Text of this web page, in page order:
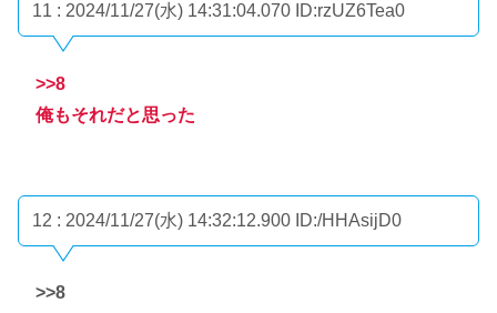
11 : 2024/11/27(水) 14:31:04.070 ID:rzUZ6Tea0
>>8
俺もそれだと思った
12 : 2024/11/27(水) 14:32:12.900 ID:/HHAsijD0
>>8